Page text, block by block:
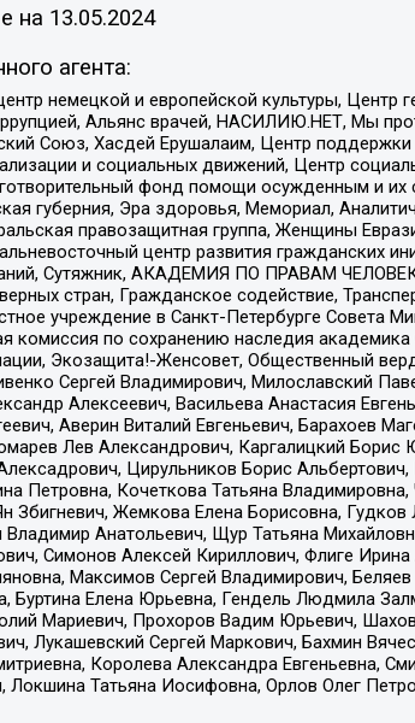
на 13.05.2024
агента:
немецкой и европейской культуры,
Альянс врачей, НАСИЛИЮ.НЕТ, Мы
Союз, Хасдей Ерушалаим, Центр
и социальных движений, Центр
фонд помощи осужденным и их
губерния, Эра здоровья, Мемориал,
правозащитная группа, Женщины
центр развития гражданских
Сутяжник, АКАДЕМИЯ ПО ПРАВАМ
стран, Гражданское содействие,
учреждение в Санкт-Петербурге Совета
комиссия по сохранению наследия
Экозащита!-Женсовет, Общественный
Сергей Владимирович, Милославский
Алексеевич, Васильева Анастасия
Аверин Виталий Евгеньевич, Барахоев
Лев Александрович, Каргалицкий Борис
Цирульников Борис
Петровна, Кочеткова Татьяна
Збигневич, Жемкова Елена Борисовна,
Владимир Анатольевич, Щур Татьяна
Симонов Алексей Кириллович, Флиге
Максимов Сергей Владимирович,
Буртина Елена Юрьевна, Гендель Людмила
Мариевич, Прохоров Вадим Юрьевич,
Лукашевский Сергей Маркович, Бахмин
Королева Александра Евгеньевна,
Татьяна Иосифовна, Орлов Олег